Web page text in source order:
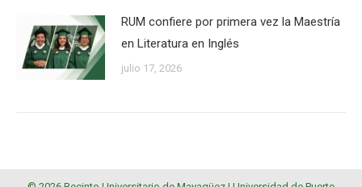
RUM confiere por primera vez la Maestría
en Literatura en Inglés
julio 17, 2026